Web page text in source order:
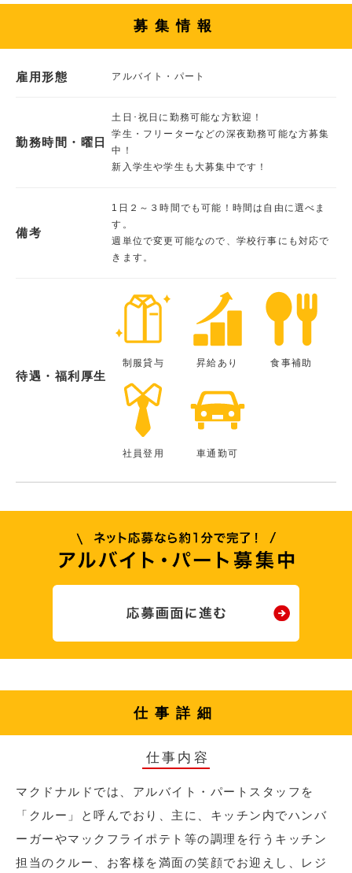
募集情報
雇用形態 アルバイト・パート
勤務時間・曜日
土日･祝日に勤務可能な方歓迎！
学生・フリーターなどの深夜勤務可能な方募集
中！
新入学生や学生も大募集中です！
備考
1日２～３時間でも可能！時間は自由に選べま
す。
週単位で変更可能なので、学校行事にも対応で
きます。
待遇・福利厚生
制服貸与 昇給あり 食事補助
社員登用 車通勤可
仕事詳細
仕事内容
マクドナルドでは、アルバイト・パートスタッフを
「クルー」と呼んでおり、主に、キッチン内でハンバ
ーガーやマックフライポテト等の調理を行うキッチン
担当のクルー、お客様を満面の笑顔でお迎えし、レジ